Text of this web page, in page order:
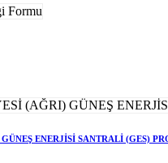
ENERJİSİ SANTRALİ (GES)